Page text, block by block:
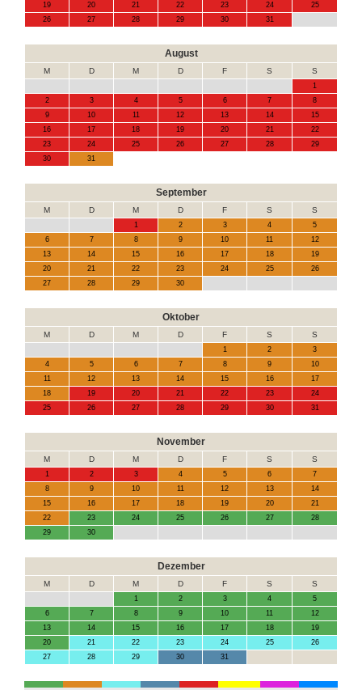
19
20 21 22 23 24
25
26
27 28 29 30 31
August
M D M D F S S
1
2
3 4 5 6 7
8
9
10 11 12 13 14
15
16
17 18 19 20 21
22
23
24 25 26 27 28
29
30
31
September
M D M D F S S
1 2 3 4
5
6
7 8 9 10 11
12
13
14 15 16 17 18
19
20
21 22 23 24 25
26
27
28 29 30
Oktober
M D M D F S S
1 2
3
4
5 6 7 8 9
10
11
12 13 14 15 16
17
18
19 20 21 22 23
24
25
26 27 28 29 30 31
November
M D M D F S S
1 2 3 4 5 6
7
8
9 10 11 12 13
14
15
16 17 18 19 20
21
22
23 24 25 26 27
28
29
30
Dezember
M D M D F S S
1 2 3 4
5
6
7 8 9 10 11
12
13
14 15 16 17 18
19
20
21 22 23 24 25
26
27
28 29 30 31